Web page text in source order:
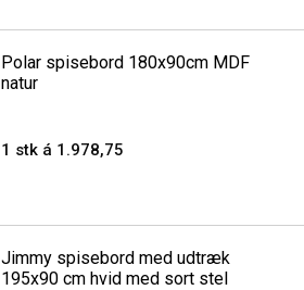
Polar spisebord 180x90cm MDF
natur
1 stk á 1.978,75
Jimmy spisebord med udtræk
195x90 cm hvid med sort stel